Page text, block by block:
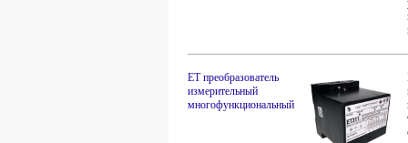
ЕТ преобразователь
измерительный
многофункциональный